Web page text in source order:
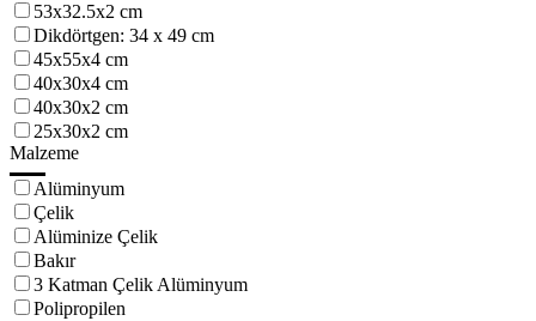
53x32.5x2 cm
Dikdörtgen: 34 x 49 cm
45x55x4 cm
40x30x4 cm
40x30x2 cm
25x30x2 cm
Malzeme
Alüminyum
Çelik
Alüminize Çelik
Bakır
3 Katman Çelik Alüminyum
Polipropilen